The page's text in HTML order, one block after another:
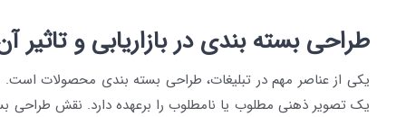
طراحی بسته بندی در بازاریابی و
یکی از عناصر مهم در تبلیغات، طراحی بسته بندی محصولات
یک تصویر ذهنی مطلوب یا نامطلوب را برعهده دارد. نقش طراحی